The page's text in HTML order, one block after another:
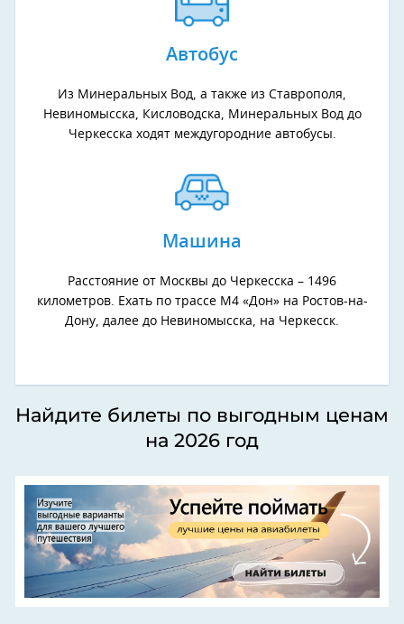
Автобус
Из Минеральных Вод, а также из Ставрополя,
Невиномысска, Кисловодска, Минеральных Вод до
Черкесска ходят междугородние автобусы.
Машина
Расстояние от Москвы до Черкесска – 1496
километров. Ехать по трассе М4 «Дон» на Ростов-на-
Дону, далее до Невиномысска, на Черкесск.
Найдите билеты по выгодным ценам
на 2026 год